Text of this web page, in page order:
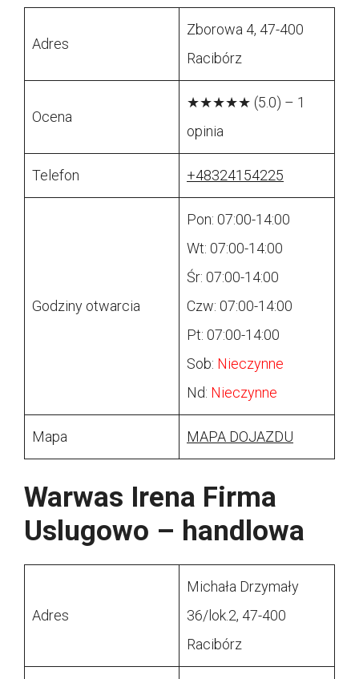
Adres
Zborowa 4, 47-400
Racibórz
Ocena
★★★★★ (5.0) – 1
opinia
Telefon +48324154225
Godziny otwarcia
Pon: 07:00-14:00
Wt: 07:00-14:00
Śr: 07:00-14:00
Czw: 07:00-14:00
Pt: 07:00-14:00
Sob: Nieczynne
Nd: Nieczynne
Mapa MAPA DOJAZDU
Warwas Irena Firma
Uslugowo – handlowa
Adres
Michała Drzymały
36/lok.2, 47-400
Racibórz